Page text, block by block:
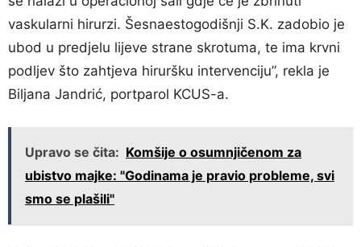
vaskularni hirurzi. Šesnaestogodišnji S.K. zadobio je
ubod u predjelu lijeve strane skrotuma, te ima krvni
podljev što zahtjeva hiruršku intervenciju”, rekla je
Biljana Jandrić, portparol KCUS-a.
Upravo se čita: Komšije o osumnjičenom za
ubistvo majke: "Godinama je pravio probleme, svi
smo se plašili"